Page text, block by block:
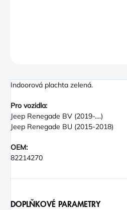
Indoorová plachta zelená.
Pro vozidla:
Jeep Renegade BV (2019-....)
Jeep Renegade BU (2015-2018)
OEM:
82214270
DOPLŇKOVÉ PARAMETRY